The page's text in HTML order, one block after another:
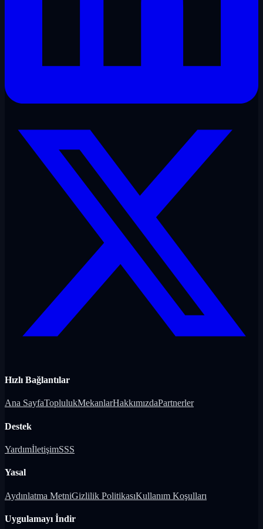
Hızlı Bağlantılar
Ana SayfaToplulukMekanlarHakkımızdaPartnerler
Destek
YardımİletişimSSS
Yasal
Aydınlatma MetniGizlilik PolitikasıKullanım Koşulları
Uygulamayı İndir